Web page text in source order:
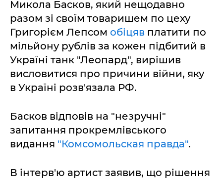
Микола Басков, який нещодавно
разом зі своїм товаришем по цеху
Григорієм Лепсом обіцяв платити по
мільйону рублів за кожен підбитий в
Україні танк "Леопард", вирішив
висловитися про причини війни, яку
в Україні розв'язала РФ.
Басков відповів на "незручні"
запитання прокремлівського
видання "Комсомольская правда".
В інтерв'ю артист заявив, що рішення